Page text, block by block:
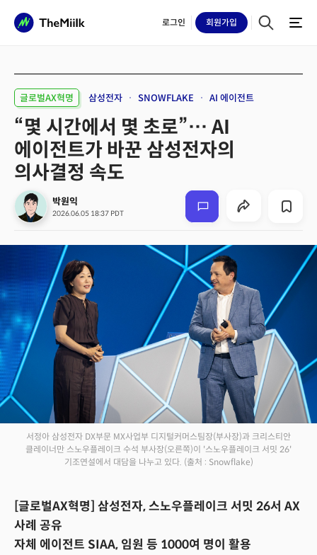
로그인 회원가입
글로벌AX혁명 삼성전자 SNOWFLAKE AI 에이전트
“몇 시간에서 몇 초로”… AI
에이전트가 바꾼 삼성전자의
의사결정 속도
박원익
2026.06.05 18:37 PDT
서정아 삼성전자 DX부문 MX사업부 디지털커머스팀장(부사장)과 크리스티안
클레이너만 스노우플레이크 수석 부사장(오른쪽)이 '스노우플레이크 서밋 26'
기조연설에서 대담을 나누고 있다. (출처 : Snowflake)
[글로벌AX혁명] 삼성전자, 스노우플레이크 서밋 26서 AX
사례 공유
자체 에이전트 SIAA, 임원 등 1000여 명이 활용